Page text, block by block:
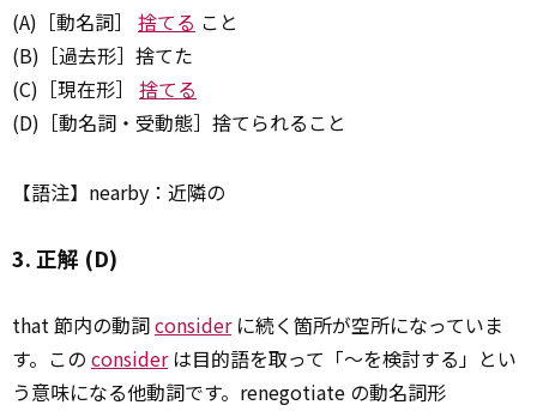
(A)［動名詞］ 捨てる こと
(B)［過去形］捨てた
(C)［現在形］ 捨てる
(D)［動名詞・受動態］捨てられること
【語注】nearby：近隣の
3. 正解 (D)
that 節内の動詞considerに続く箇所が空所になっていま
す。この considerは目的語を取って「～を検討する」とい
う意味になる他動詞です。renegotiate の動名詞形